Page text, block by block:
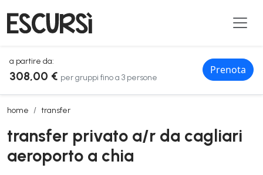
a partire da:
308,00 € per gruppi fino a 3 persone
Prenota
home transfer
transfer privato a/r da cagliari aeroporto a chia
transfer privato a/r da cagliari
aeroporto a chia